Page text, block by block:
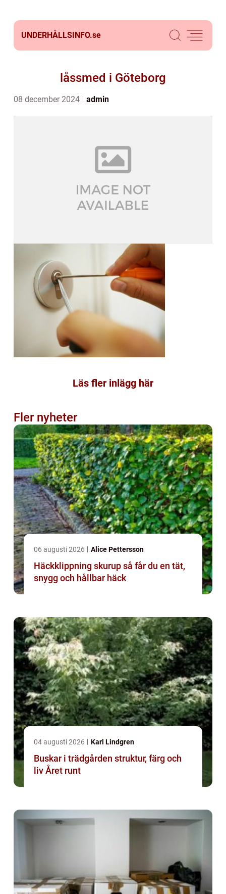
UNDERHÅLLSINFO.se
låssmed i Göteborg
08 december 2024 admin
Läs fler inlägg här
Fler nyheter
06 augusti 2026 Alice Pettersson
Häckklippning skurup så får du en tät,
snygg och hållbar häck
04 augusti 2026 Karl Lindgren
Buskar i trädgården struktur, färg och
liv Året runt